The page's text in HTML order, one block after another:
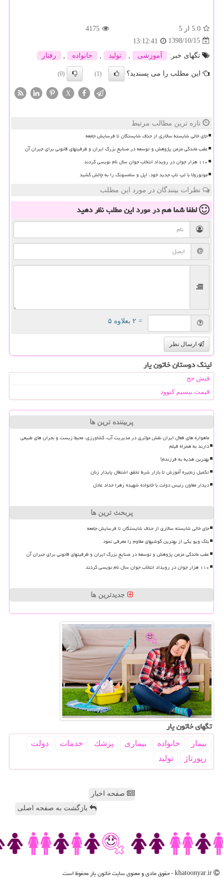
5.0 از 5
4175
1398/10/15
13:12:41
تگهای خبر:
آموزشی تولید خانواده رفتار
این مطلب را می پسندید؟ (1)
(0)
X
تازه ترین مطالب مرتبط
جای خالی شایسته سالاری از حذف شایستگان تا فرسایش جامعه
عقب ماندگی مزمن پژوهش و توسعه در صنایع بزرگ ایران و ظرفیتهای قانونی برای جبران آن
۱۱۰ هزار جوان در رویداد انتخاب جوان سال نام نویسی کردند
موتورولا با لپ تاپ جدید خود، اپل و سامسونگ را به چالش کشید
نظرات بینندگان در مورد این مطلب
لطفا شما همدر مورد این مطلبنظر دهید
= ۲ بعلاوه ۵
ارسال نظر
لینک دوستان خاتون یار
فیش حج
قیمت بیسیم کنوود
پربیننده ترین ها
ماهواره های فعال ایران نقش مؤثری در مدیریت آب، کشاورزی، محیط زیست و بحران های طبیعی
دارند به همراه فیلم
بهترین هدیه به فرزندم!
تکمیل زنجیره آموزش تا بازار شرط تحقق اشتغال پایدار زنان
دیدار معاون رئیس دولت با خانواده شهیده زهرا حداد عادل
پربحث ترین ها
جای خالی شایسته سالاری از حذف شایستگان تا فرسایش جامعه
بلک ویو یکی از بهترین گوشیهای مقاوم را معرفی نمود
عقب ماندگی مزمن پژوهش و توسعه در صنایع بزرگ ایران و ظرفیتهای قانونی برای جبران آن
۱۱۰ هزار جوان در رویداد انتخاب جوان سال نام نویسی کردند
جدیدترین ها
تگهای خاتون یار
بیمار خانواده بیماری پزشك خدمات
دولت
رپورتاژ
تولید
صفحه اخبار
بازگشت به صفحه اصلی